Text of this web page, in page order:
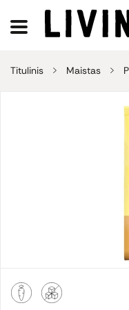
Titulinis Maistas